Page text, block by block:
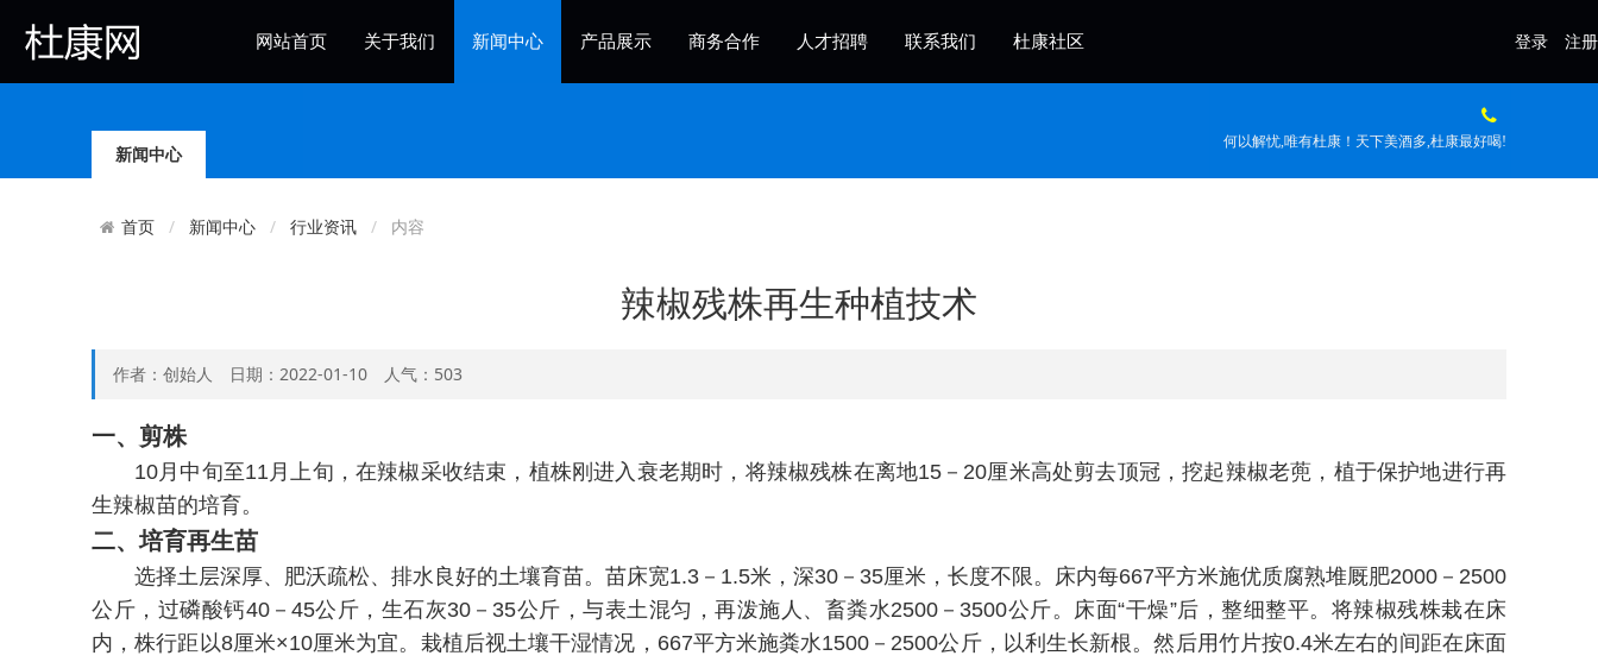
网站首页 关于我们 新闻中心 产品展示 商务合作 人才招聘 联系我们 杜康社区 登录 注册
新闻中心
何以解忧,唯有杜康！天下美酒多,杜康最好喝!
首页 新闻中心 行业资讯 内容
辣椒残株再生种植技术
作者：创始人 日期：2022-01-10 人气：503
一、剪株
10月中旬至11月上旬，在辣椒采收结束，植株刚进入衰老期时，将辣椒残株在离地15－20厘米高处剪去顶冠，挖起辣椒老蔸，植于保护地进行再
生辣椒苗的培育。
二、培育再生苗
选择土层深厚、肥沃疏松、排水良好的土壤育苗。苗床宽1.3－1.5米，深30－35厘米，长度不限。床内每667平方米施优质腐熟堆厩肥2000－2500
公斤，过磷酸钙40－45公斤，生石灰30－35公斤，与表土混匀，再泼施人、畜粪水2500－3500公斤。床面“干燥”后，整细整平。将辣椒残株栽在床
内，株行距以8厘米×10厘米为宜。栽植后视土壤干湿情况，667平方米施粪水1500－2500公斤，以利生长新根。然后用竹片按0.4米左右的间距在床面